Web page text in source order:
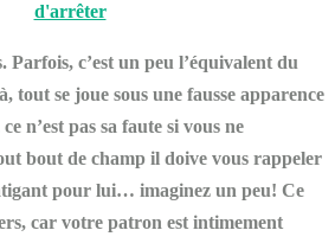
Parfois, c’est un peu l’équivalent du
tout se joue sous une fausse apparence
n’est pas sa faute si vous ne
bout de champ il doive vous rappeler
pour lui… imaginez un peu! Ce
car votre patron est intimement